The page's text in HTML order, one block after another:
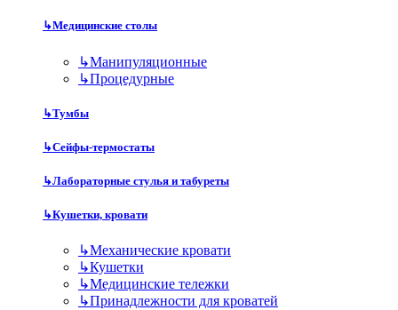
↳Медицинские столы
↳Манипуляционные
↳Процедурные
↳Тумбы
↳Сейфы-термостаты
↳Лабораторные стулья и табуреты
↳Кушетки, кровати
↳Механические кровати
↳Кушетки
↳Медицинские тележки
↳Принадлежности для кроватей